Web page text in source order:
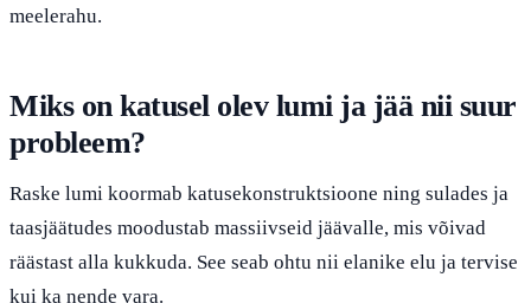
meelerahu.
Miks on katusel olev lumi ja jää nii suur
probleem?
Raske lumi koormab katusekonstruktsioone ning sulades ja
taasjäätudes moodustab massiivseid jäävalle, mis võivad
räästast alla kukkuda. See seab ohtu nii elanike elu ja tervise
kui ka nende vara.